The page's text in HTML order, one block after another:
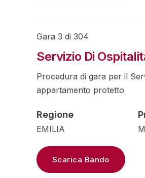
Gara 3 di 304
Servizio Di
Procedura di gara per il
appartamento protetto
Regione
EMILIA
Scarica Bando